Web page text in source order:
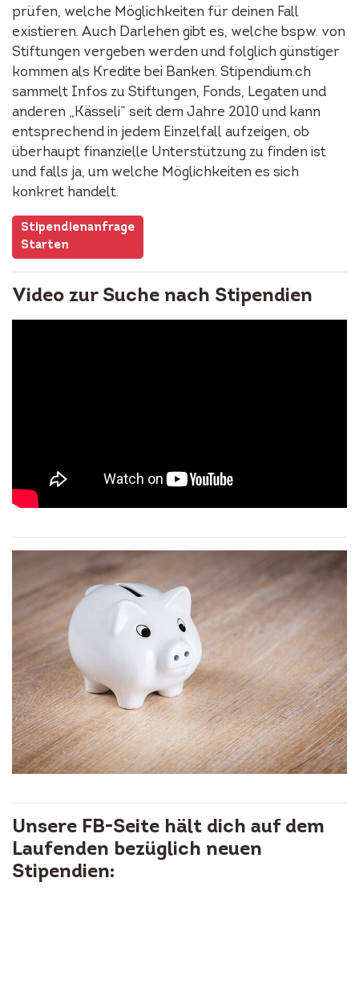
prüfen, welche Möglichkeiten für deinen Fall
existieren. Auch Darlehen gibt es, welche bspw. von
Stiftungen vergeben werden und folglich günstiger
kommen als Kredite bei Banken. Stipendium.ch
sammelt Infos zu Stiftungen, Fonds, Legaten und
anderen „Kässeli“ seit dem Jahre 2010 und kann
entsprechend in jedem Einzelfall aufzeigen, ob
überhaupt finanzielle Unterstützung zu finden ist
und falls ja, um welche Möglichkeiten es sich
konkret handelt.
Stipendienanfrage
Starten
Video zur Suche nach Stipendien
Unsere FB-Seite hält dich auf dem
Laufenden bezüglich neuen
Stipendien: